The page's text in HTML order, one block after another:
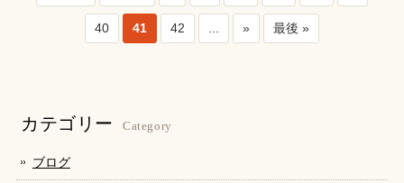
40 41 42 ... » 最後 »
カテゴリー Category
ブログ